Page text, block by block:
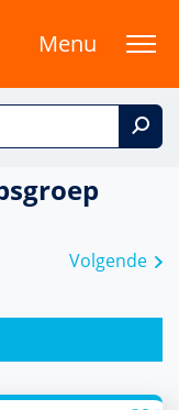
Menu
Volgende